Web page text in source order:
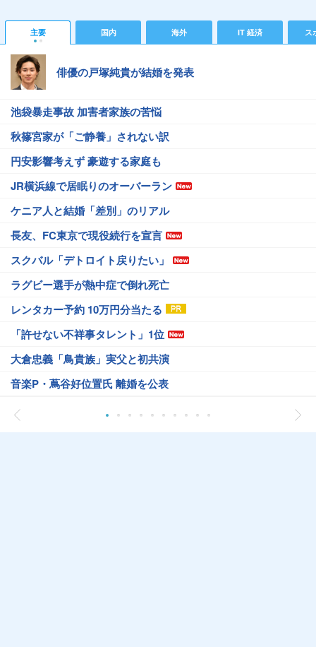
主要 国内 海外 IT 経済 ス
俳優の戸塚純貴が結婚を発表
池袋暴走事故 加害者家族の苦悩
秋篠宮家が「ご静養」されない訳
円安影響考えず 豪遊する家庭も
JR横浜線で居眠りのオーバーラン
ケニア人と結婚「差別」のリアル
長友、FC東京で現役続行を宣言
スクバル「デトロイト戻りたい」
ラグビー選手が熱中症で倒れ死亡
レンタカー予約 10万円分当たる
「許せない不祥事タレント」1位
大倉忠義「鳥貴族」実父と初共演
音楽P・蔦谷好位置氏 離婚を公表